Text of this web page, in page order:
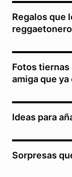
Regalos que
reggaetonero
Fotos tiernas
amiga que
Ideas para
Sorpresas